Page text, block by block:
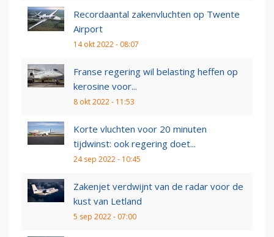
Recordaantal zakenvluchten op Twente
Airport
14 okt 2022 - 08:07
Franse regering wil belasting heffen op
kerosine voor...
8 okt 2022 - 11:53
Korte vluchten voor 20 minuten
tijdwinst: ook regering doet...
24 sep 2022 - 10:45
Zakenjet verdwijnt van de radar voor de
kust van Letland
5 sep 2022 - 07:00